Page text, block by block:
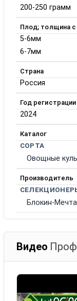
200-250 грамм
Плод; толщина
5-6мм
6-7мм
Страна
Россия
Год регистрации
2024
Каталог
СОРТА
Овощные
Производитель
Блокин-
Видео